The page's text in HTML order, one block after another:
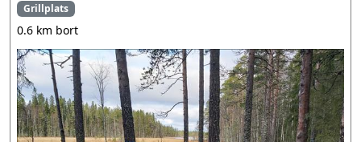
Grillplats
0.6 km bort